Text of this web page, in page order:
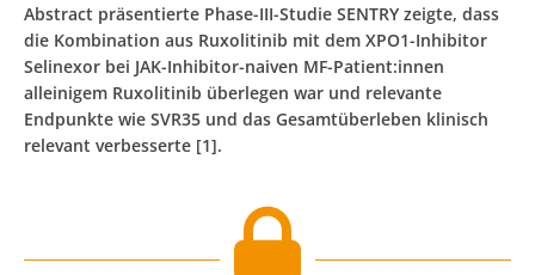
Abstract präsentierte Phase-III-Studie SENTRY zeigte, dass
die Kombination aus Ruxolitinib mit dem XPO1-Inhibitor
Selinexor bei JAK-Inhibitor-naiven MF-Patient:innen
alleinigem Ruxolitinib überlegen war und relevante
Endpunkte wie SVR35 und das Gesamtüberleben klinisch
relevant verbesserte [1].